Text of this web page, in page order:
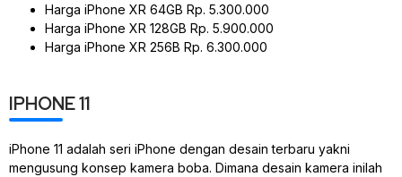
Harga iPhone XR 64GB Rp. 5.300.000
Harga iPhone XR 128GB Rp. 5.900.000
Harga iPhone XR 256B Rp. 6.300.000
IPHONE 11
iPhone 11 adalah seri iPhone dengan desain terbaru yakni
mengusung konsep kamera boba. Dimana desain kamera inilah